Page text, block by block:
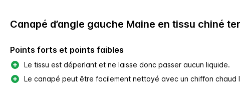
Canapé d’angle gauche Maine en tissu chiné
Points forts et points faibles
Le tissu est déperlant et ne laisse donc passer aucun liquide.
Le canapé peut être facilement nettoyé avec un chiffon chaud